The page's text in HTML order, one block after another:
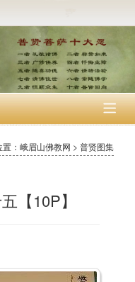

置：峨眉山佛教网 > 普贤图集
【10P】